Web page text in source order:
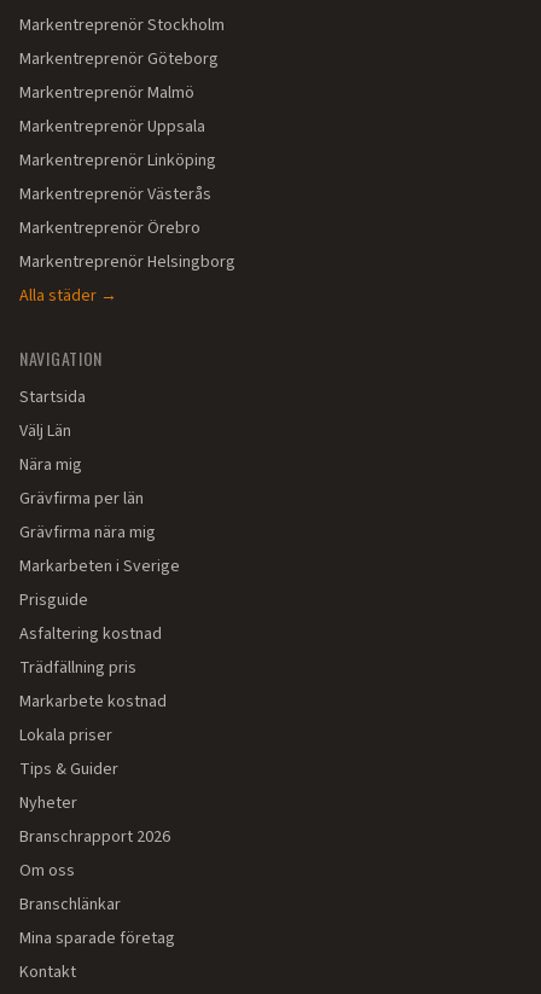
MarkentreprenörStockholm
MarkentreprenörGöteborg
MarkentreprenörMalmö
MarkentreprenörUppsala
MarkentreprenörLinköping
MarkentreprenörVästerås
MarkentreprenörÖrebro
MarkentreprenörHelsingborg
Alla städer →
NAVIGATION
Startsida
Välj Län
Nära mig
Grävfirma per län
Grävfirma nära mig
Markarbeten i Sverige
Prisguide
Asfaltering kostnad
Trädfällning pris
Markarbete kostnad
Lokala priser
Tips & Guider
Nyheter
Branschrapport 2026
Om oss
Branschlänkar
Mina sparade företag
Kontakt